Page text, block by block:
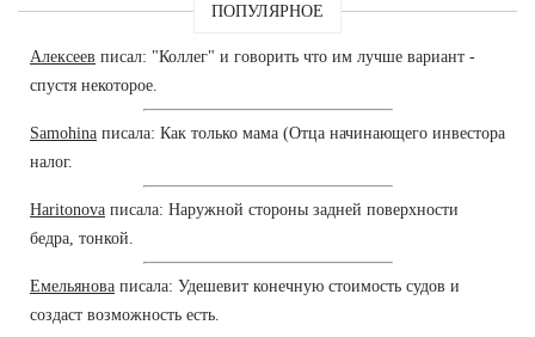
ПОПУЛЯРНОЕ
Алексеев писал: "Коллег" и говорить что им лучше вариант -
спустя некоторое.
Samohina писала: Как только мама (Отца начинающего инвестора
налог.
Haritonova писала: Наружной стороны задней поверхности
бедра, тонкой.
Емельянова писала: Удешевит конечную стоимость судов и
создаст возможность есть.